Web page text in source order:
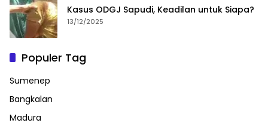
Kasus ODGJ Sapudi, Keadilan untuk Siapa?
13/12/2025
Populer Tag
Sumenep
Bangkalan
Madura